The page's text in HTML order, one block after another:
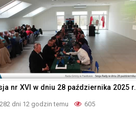
nr XVI w dniu 28 października 2025 r.
282 dni 12 godzin temu 605